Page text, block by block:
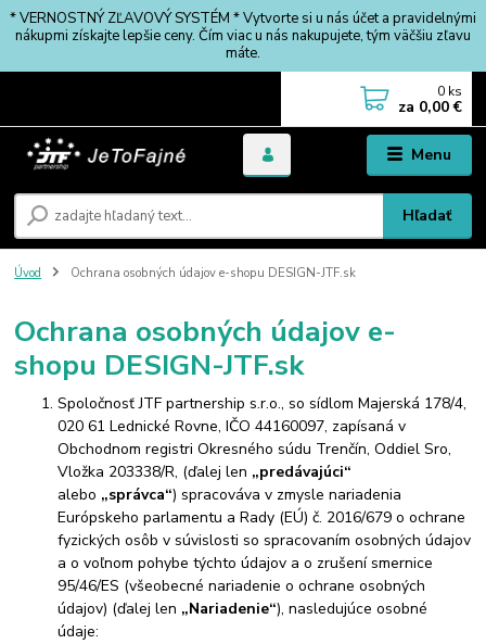
* VERNOSTNÝ ZĽAVOVÝ SYSTÉM * Vytvorte si u nás účet a pravidelnými
nákupmi získajte lepšie ceny. Čím viac u nás nakupujete, tým väčšiu zľavu
máte.
Menu
Hľadať
0 ks
za 0,00 €
Úvod Ochrana osobných údajov e-shopu DESIGN-JTF.sk
Ochrana osobných údajov e-
shopu DESIGN-JTF.sk
Spoločnosť JTF partnership s.r.o., so sídlom Majerská 178/4,
020 61 Lednické Rovne, IČO 44160097, zapísaná v
Obchodnom registri Okresného súdu Trenčín, Oddiel Sro,
Vložka 203338/R, (ďalej len „predávajúci“
alebo „správca“) spracováva v zmysle nariadenia
Európskeho parlamentu a Rady (EÚ) č. 2016/679 o ochrane
fyzických osôb v súvislosti so spracovaním osobných údajov
a o voľnom pohybe týchto údajov a o zrušení smernice
95/46/ES (všeobecné nariadenie o ochrane osobných
údajov) (ďalej len „Nariadenie“), nasledujúce osobné
údaje: